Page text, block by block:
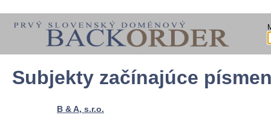
Subjekty začínajúce
B & A, s.r.o.